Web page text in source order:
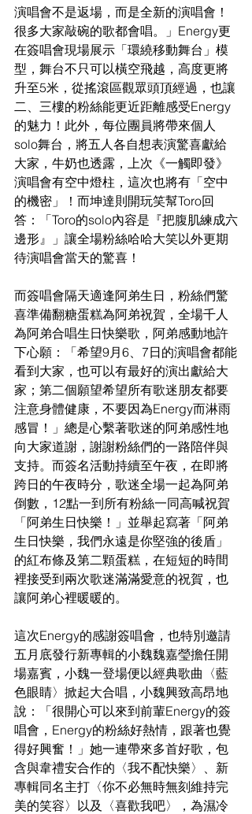
演唱會不是返場，而是全新的演唱會！
很多大家敲碗的歌都會唱。」Energy更
在簽唱會現場展示「環繞移動舞台」模
型，舞台不只可以橫空飛越，高度更將
升至5米，從搖滾區觀眾頭頂經過，也讓
二、三樓的粉絲能更近距離感受Energy
的魅力！此外，每位團員將帶來個人
solo舞台，將五人各自想表演驚喜獻給
大家，牛奶也透露，上次《一觸即發》
演唱會有空中燈柱，這次也將有「空中
的機密」！而坤達則開玩笑幫Toro回
答：「Toro的solo內容是『把腹肌練成六
邊形』」讓全場粉絲哈哈大笑以外更期
待演唱會當天的驚喜！
而簽唱會隔天適逢阿弟生日，粉絲們驚
喜準備翻糖蛋糕為阿弟祝賀，全場千人
為阿弟合唱生日快樂歌，阿弟感動地許
下心願：「希望9月6、7日的演唱會都能
看到大家，也可以有最好的演出獻給大
家；第二個願望希望所有歌迷朋友都要
注意身體健康，不要因為Energy而淋雨
感冒！」總是心繫著歌迷的阿弟感性地
向大家道謝，謝謝粉絲們的一路陪伴與
支持。而簽名活動持續至午夜，在即將
跨日的午夜時分，歌迷全場一起為阿弟
倒數，12點一到所有粉絲一同高喊祝賀
「阿弟生日快樂！」並舉起寫著「阿弟
生日快樂，我們永遠是你堅強的後盾」
的紅布條及第二顆蛋糕，在短短的時間
裡接受到兩次歌迷滿滿愛意的祝賀，也
讓阿弟心裡暖暖的。
這次Energy的感謝簽唱會，也特別邀請
五月底發行新專輯的小魏魏嘉瑩擔任開
場嘉賓，小魏一登場便以經典歌曲〈藍
色眼睛〉掀起大合唱，小魏興致高昂地
說：「很開心可以來到前輩Energy的簽
唱會，Energy的粉絲好熱情，跟著也覺
得好興奮！」她一連帶來多首好歌，包
含與韋禮安合作的〈我不配快樂〉、新
專輯同名主打〈你不必無時無刻維持完
美的笑容〉以及〈喜歡我吧〉，為濕冷